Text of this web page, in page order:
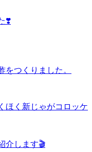
❣️
をつくりました。
ほく新じゃがコロッケ
介します🎬